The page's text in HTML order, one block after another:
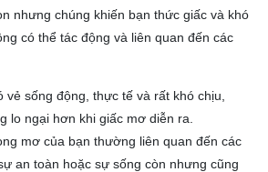
nhưng chúng khiến bạn thức giấc và khó
có thể tác động và liên quan đến các
vẻ sống động, thực tế và rất khó chịu,
lo ngại hơn khi giấc mơ diễn ra.
mơ của bạn thường liên quan đến các
an toàn hoặc sự sống còn nhưng cũng